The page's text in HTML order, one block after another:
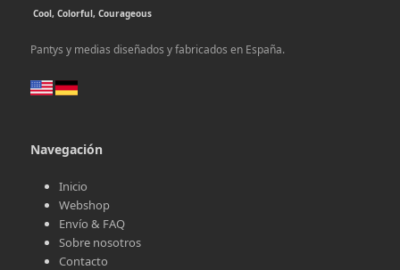
Cool, Colorful, Courageous
Pantys y medias diseñados y fabricados en España.
Navegación
Inicio
Webshop
Envío & FAQ
Sobre nosotros
Contacto